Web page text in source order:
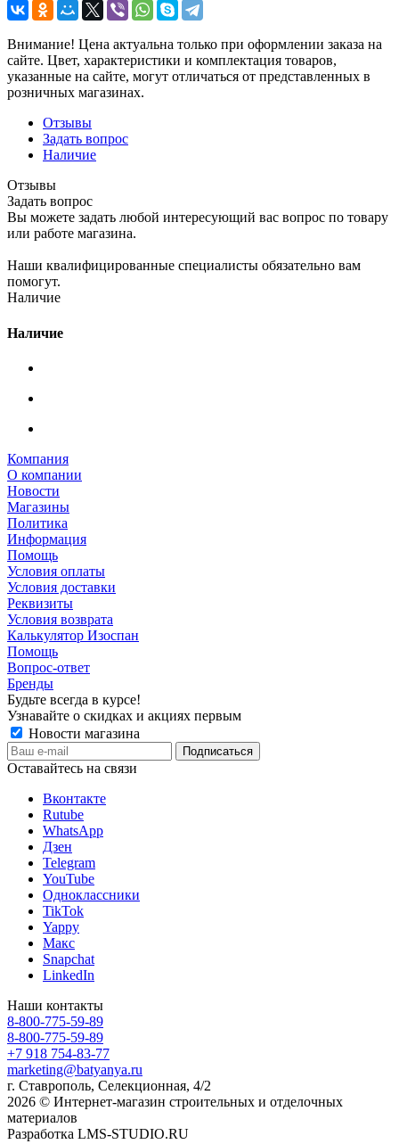
Внимание! Цена актуальна только при оформлении заказа на
сайте. Цвет, характеристики и комплектация товаров,
указанные на сайте, могут отличаться от представленных в
розничных магазинах.
Отзывы
Задать вопрос
Наличие
Отзывы
Задать вопрос
Вы можете задать любой интересующий вас вопрос по товару
или работе магазина.
Наши квалифицированные специалисты обязательно вам
помогут.
Наличие
Наличие
Компания
О компании
Новости
Магазины
Политика
Информация
Помощь
Условия оплаты
Условия доставки
Реквизиты
Условия возврата
Калькулятор Изоспан
Помощь
Вопрос-ответ
Бренды
Будьте всегда в курсе!
Узнавайте о скидках и акциях первым
Новости магазина
Оставайтесь на связи
Вконтакте
Rutube
WhatsApp
Дзен
Telegram
YouTube
Одноклассники
TikTok
Yappy
Макс
Snapchat
LinkedIn
Наши контакты
8-800-775-59-89
8-800-775-59-89
+7 918 754-83-77
marketing@batyanya.ru
г. Ставрополь, Селекционная, 4/2
2026 © Интернет-магазин строительных и отделочных
материалов
Разработка LMS-STUDIO.RU